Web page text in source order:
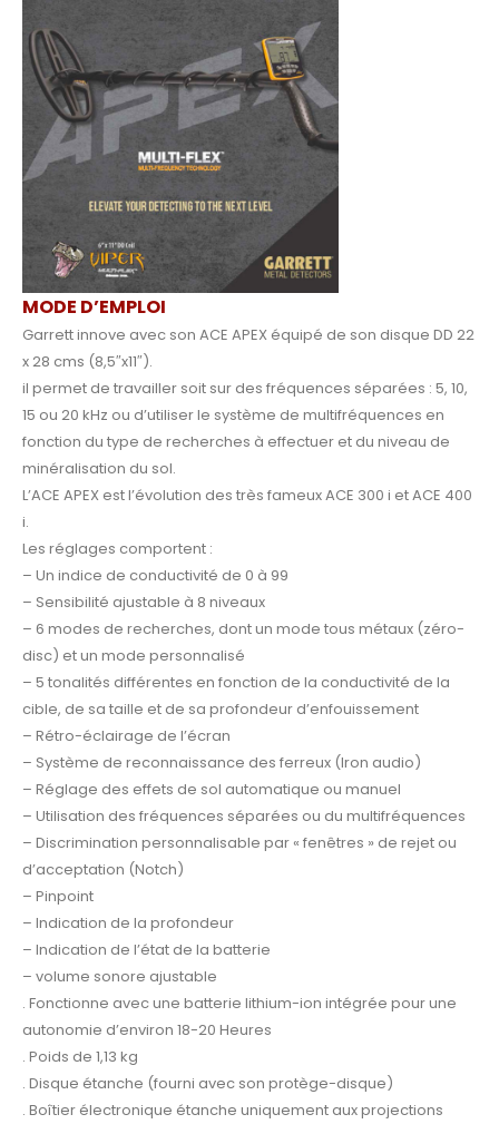
MODE D’EMPLOI
Garrett innove avec son ACE APEX équipé de son disque DD 22
x 28 cms (8,5″x11″).
il permet de travailler soit sur des fréquences séparées : 5, 10,
15 ou 20 kHz ou d’utiliser le système de multifréquences en
fonction du type de recherches à effectuer et du niveau de
minéralisation du sol.
L’ACE APEX est l’évolution des très fameux ACE 300 i et ACE 400
i.
Les réglages comportent :
– Un indice de conductivité de 0 à 99
– Sensibilité ajustable à 8 niveaux
– 6 modes de recherches, dont un mode tous métaux (zéro-
disc) et un mode personnalisé
– 5 tonalités différentes en fonction de la conductivité de la
cible, de sa taille et de sa profondeur d’enfouissement
– Rétro-éclairage de l’écran
– Système de reconnaissance des ferreux (Iron audio)
– Réglage des effets de sol automatique ou manuel
– Utilisation des fréquences séparées ou du multifréquences
– Discrimination personnalisable par « fenêtres » de rejet ou
d’acceptation (Notch)
– Pinpoint
– Indication de la profondeur
– Indication de l’état de la batterie
– volume sonore ajustable
. Fonctionne avec une batterie lithium-ion intégrée pour une
autonomie d’environ 18-20 Heures
. Poids de 1,13 kg
. Disque étanche (fourni avec son protège-disque)
. Boîtier électronique étanche uniquement aux projections